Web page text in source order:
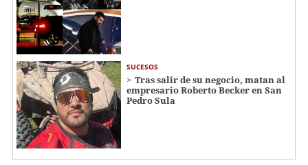
SUCESOS
Tras salir de su negocio, matan al
empresario Roberto Becker en San
Pedro Sula